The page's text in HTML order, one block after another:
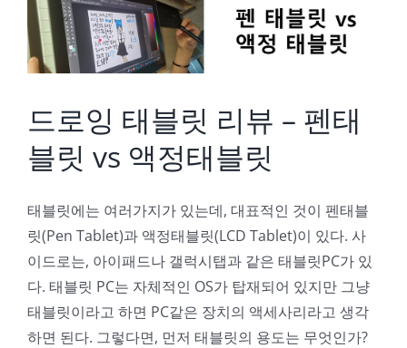
드로잉 태블릿 리뷰 – 펜태
블릿 vs 액정태블릿
태블릿에는 여러가지가 있는데, 대표적인 것이 펜태블
릿(Pen Tablet)과 액정태블릿(LCD Tablet)이 있다. 사
이드로는, 아이패드나 갤럭시탭과 같은 태블릿PC가 있
다. 태블릿 PC는 자체적인 OS가 탑재되어 있지만 그냥
태블릿이라고 하면 PC같은 장치의 액세사리라고 생각
하면 된다. 그렇다면, 먼저 태블릿의 용도는 무엇인가?